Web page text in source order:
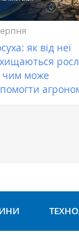
як від неї
чим може